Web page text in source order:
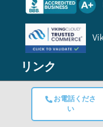
お電話くださ
い
リンク
よくある質問
注文方法